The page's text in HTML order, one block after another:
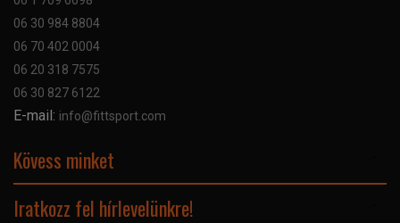
Adatvédelmi nyilatkozat
06 30 984 8804
06 70 402 0004
06 20 318 7575
06 30 827 6122
E-mail: info@fittsport.com
Kövess minket
Iratkozz fel hírlevelünkre!